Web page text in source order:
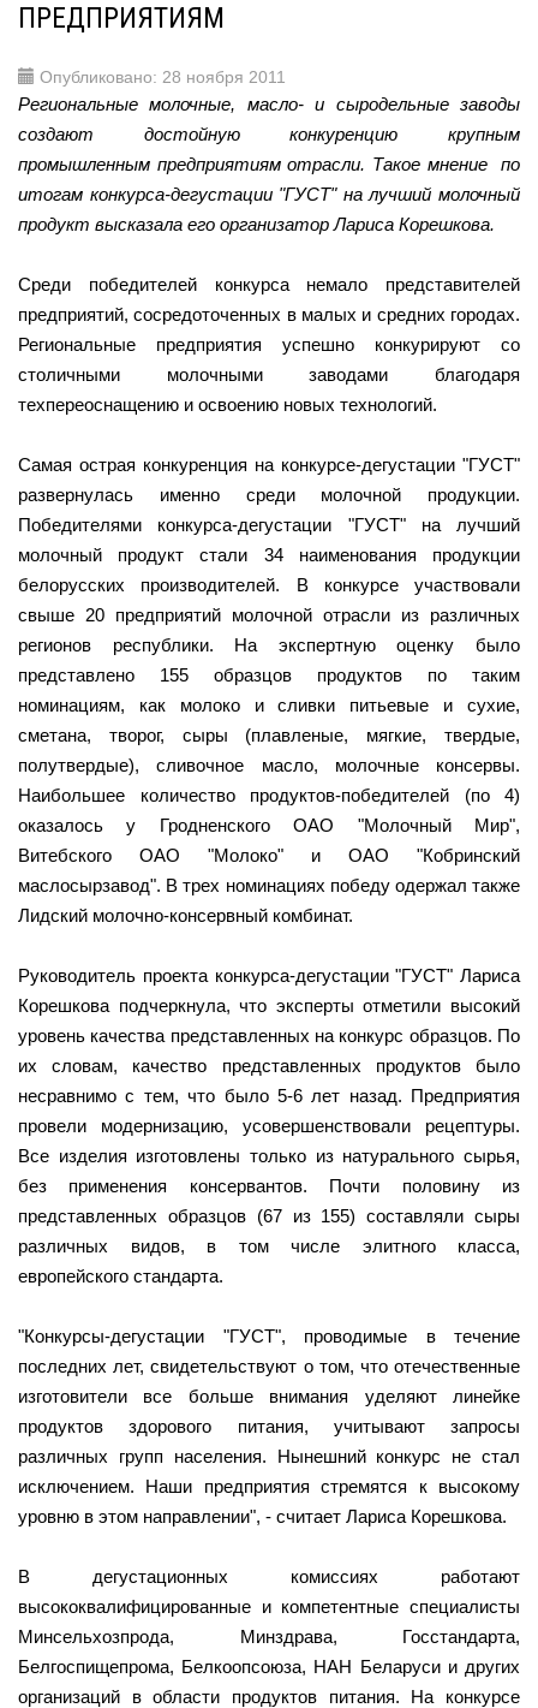
ПРЕДПРИЯТИЯМ
Опубликовано: 28 ноября 2011
Региональные молочные, масло- и сыродельные заводы
создают достойную конкуренцию крупным
промышленным предприятиям отрасли. Такое мнение по
итогам конкурса-дегустации "ГУСТ" на лучший молочный
продукт высказала его организатор Лариса Корешкова.
Среди победителей конкурса немало представителей
предприятий, сосредоточенных в малых и средних городах.
Региональные предприятия успешно конкурируют со
столичными молочными заводами благодаря
техпереоснащению и освоению новых технологий.
Самая острая конкуренция на конкурсе-дегустации "ГУСТ"
развернулась именно среди молочной продукции.
Победителями конкурса-дегустации "ГУСТ" на лучший
молочный продукт стали 34 наименования продукции
белорусских производителей. В конкурсе участвовали
свыше 20 предприятий молочной отрасли из различных
регионов республики. На экспертную оценку было
представлено 155 образцов продуктов по таким
номинациям, как молоко и сливки питьевые и сухие,
сметана, творог, сыры (плавленые, мягкие, твердые,
полутвердые), сливочное масло, молочные консервы.
Наибольшее количество продуктов-победителей (по 4)
оказалось у Гродненского ОАО "Молочный Мир",
Витебского ОАО "Молоко" и ОАО "Кобринский
маслосырзавод". В трех номинациях победу одержал также
Лидский молочно-консервный комбинат.
Руководитель проекта конкурса-дегустации "ГУСТ" Лариса
Корешкова подчеркнула, что эксперты отметили высокий
уровень качества представленных на конкурс образцов. По
их словам, качество представленных продуктов было
несравнимо с тем, что было 5-6 лет назад. Предприятия
провели модернизацию, усовершенствовали рецептуры.
Все изделия изготовлены только из натурального сырья,
без применения консервантов. Почти половину из
представленных образцов (67 из 155) составляли сыры
различных видов, в том числе элитного класса,
европейского стандарта.
"Конкурсы-дегустации "ГУСТ", проводимые в течение
последних лет, свидетельствуют о том, что отечественные
изготовители все больше внимания уделяют линейке
продуктов здорового питания, учитывают запросы
различных групп населения. Нынешний конкурс не стал
исключением. Наши предприятия стремятся к высокому
уровню в этом направлении", - считает Лариса Корешкова.
В дегустационных комиссиях работают
высококвалифицированные и компетентные специалисты
Минсельхозпрода, Минздрава, Госстандарта,
Белгоспищепрома, Белкоопсоюза, НАН Беларуси и других
организаций в области продуктов питания. На конкурсе